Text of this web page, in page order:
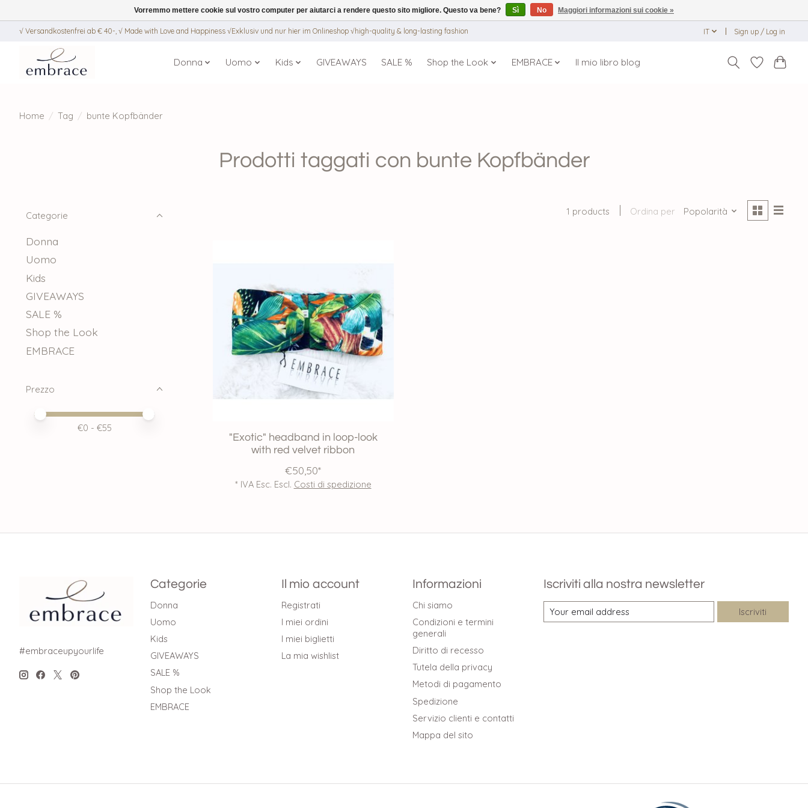
√ Versandkostenfrei ab € 40-, √ Made with Love and Happiness √Exklusiv und nur hier im Onlineshop √high-quality & long-lasting fashion IT Sign up / Log in
Donna Uomo Kids GIVEAWAYS SALE % Shop the Look EMBRACE Il mio libro blog
Home / Tag / bunte Kopfbänder
Prodotti taggati con bunte Kopfbänder
Categorie
Donna
Uomo
Kids
GIVEAWAYS
SALE %
Shop the Look
EMBRACE
Prezzo
Price minimum value
Price maximum value
€0 - €55
1 products Ordina per Popolarità
"Exotic" headband in loop-look
with red velvet ribbon
€50,50*
* IVA Esc. Escl. Costi di spedizione
#embraceupyourlife
Categorie
Donna
Uomo
Kids
GIVEAWAYS
SALE %
Shop the Look
EMBRACE
Il mio account
Registrati
I miei ordini
I miei biglietti
La mia wishlist
Informazioni
Chi siamo
Condizioni e termini
generali
Diritto di recesso
Tutela della privacy
Metodi di pagamento
Spedizione
Servizio clienti e contatti
Mappa del sito
Iscriviti alla nostra newsletter
Iscriviti
Vorremmo mettere cookie sul vostro computer per aiutarci a rendere questo sito migliore. Questo va bene? Sì No Maggiori informazioni sui cookie »